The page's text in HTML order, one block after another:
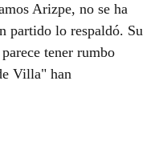
Arizpe, no se ha
partido lo respaldó. Su
tener rumbo
Villa" han